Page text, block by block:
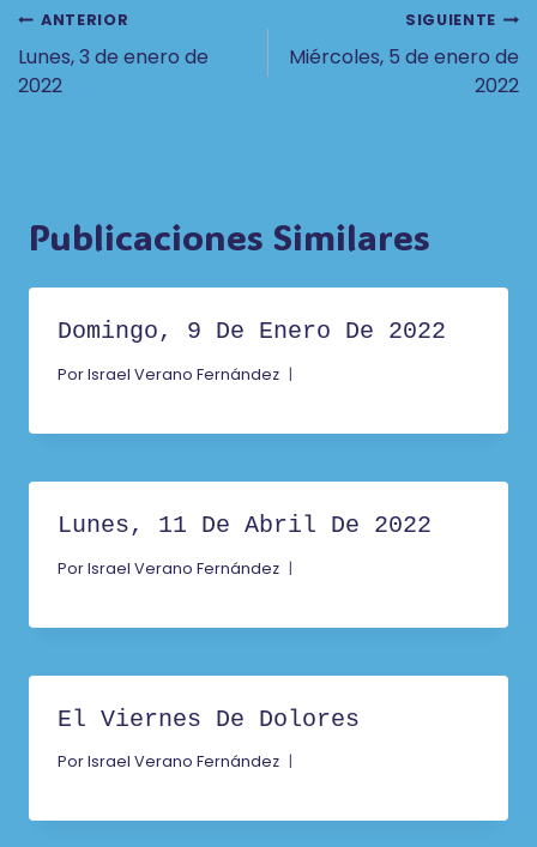
Navegación
De
ANTERIOR
Lunes, 3 de enero de
2022
SIGUIENTE
Miércoles, 5 de enero de
2022
Publicaciones Similares
Domingo, 9 De Enero De 2022
PorIsrael Verano Fernández
Lunes, 11 De Abril De 2022
PorIsrael Verano Fernández
El Viernes De Dolores
PorIsrael Verano Fernández